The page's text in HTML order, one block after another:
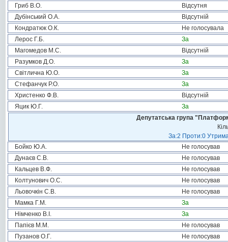
Гриб В.О.
Відсутня
Дубінський О.А.
Відсутній
Кондратюк О.К.
Не голосувала
Лерос Г.Б.
За
Магомедов М.С.
Відсутній
Разумков Д.О.
За
Світлична Ю.О.
За
Стефанчук Р.О.
За
Христенко Ф.В.
Відсутній
Яцик Ю.Г.
За
Депутатська група
За:2 Проти:0
Бойко Ю.А.
Не голосував
Дунаєв С.В.
Не голосував
Кальцев В.Ф.
Не голосував
Колтунович О.С.
Не голосував
Льовочкін С.В.
Не голосував
Мамка Г.М.
За
Німченко В.І.
За
Папієв М.М.
Не голосував
Пузанов О.Г.
Не голосував